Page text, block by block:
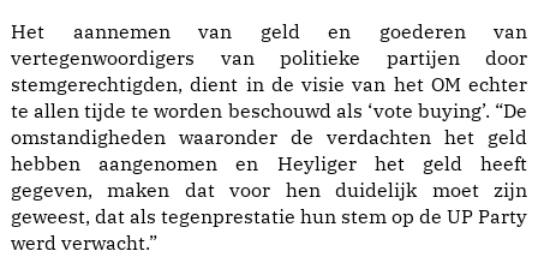
Het aannemen van geld en goederen van
vertegenwoordigers van politieke partijen door
stemgerechtigden, dient in de visie van het OM echter
te allen tijde te worden beschouwd als ‘vote buying’. “De
omstandigheden waaronder de verdachten het geld
hebben aangenomen en Heyliger het geld heeft
gegeven, maken dat voor hen duidelijk moet zijn
geweest, dat als tegenprestatie hun stem op de UP Party
werd verwacht.”